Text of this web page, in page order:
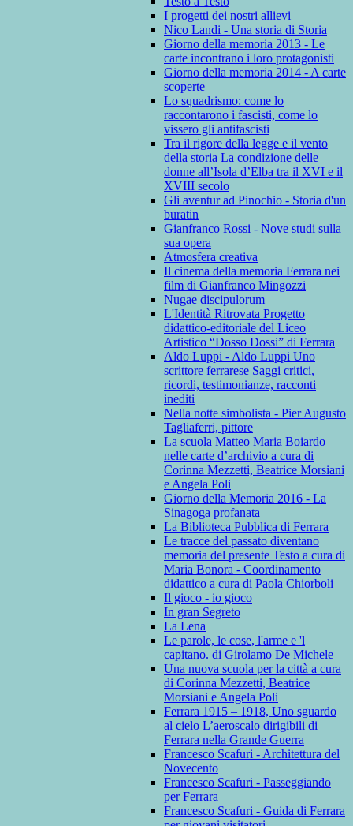
I progetti dei nostri allievi
Nico Landi - Una storia di Storia
Giorno della memoria 2013 - Le
carte incontrano i loro protagonisti
Giorno della memoria 2014 - A carte
scoperte
Lo squadrismo: come lo
raccontarono i fascisti, come lo
vissero gli antifascisti
Tra il rigore della legge e il vento
della storia La condizione delle
donne all’Isola d’Elba tra il XVI e il
XVIII secolo
Gli aventur ad Pinochio - Storia d'un
buratin
Gianfranco Rossi - Nove studi sulla
sua opera
Atmosfera creativa
Il cinema della memoria Ferrara nei
film di Gianfranco Mingozzi
Nugae discipulorum
L'Identità Ritrovata Progetto
didattico-editoriale del Liceo
Artistico “Dosso Dossi” di Ferrara
Aldo Luppi - Aldo Luppi Uno
scrittore ferrarese Saggi critici,
ricordi, testimonianze, racconti
inediti
Nella notte simbolista - Pier Augusto
Tagliaferri, pittore
La scuola Matteo Maria Boiardo
nelle carte d’archivio a cura di
Corinna Mezzetti, Beatrice Morsiani
e Angela Poli
Giorno della Memoria 2016 - La
Sinagoga profanata
La Biblioteca Pubblica di Ferrara
Le tracce del passato diventano
memoria del presente Testo a cura di
Maria Bonora - Coordinamento
didattico a cura di Paola Chiorboli
Il gioco - io gioco
In gran Segreto
La Lena
Le parole, le cose, l'arme e 'l
capitano. di Girolamo De Michele
Una nuova scuola per la città a cura
di Corinna Mezzetti, Beatrice
Morsiani e Angela Poli
Ferrara 1915 – 1918, Uno sguardo
al cielo L’aeroscalo dirigibili di
Ferrara nella Grande Guerra
Francesco Scafuri - Architettura del
Novecento
Francesco Scafuri - Passeggiando
per Ferrara
Francesco Scafuri - Guida di Ferrara